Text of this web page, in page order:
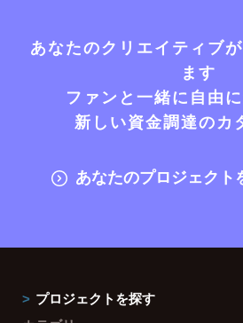
あなたのクリエイティブ
ます
ファンと一緒に自由
新しい資金調達のカ
あなたのプロジェクト
プロジェクトを探す